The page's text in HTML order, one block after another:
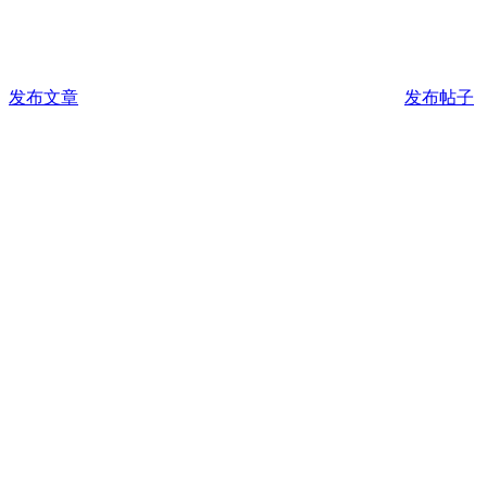
发布文章 发布帖子